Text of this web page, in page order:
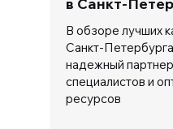
В обзоре лучших
Санкт-
надежный
специалистов и
ресурсов